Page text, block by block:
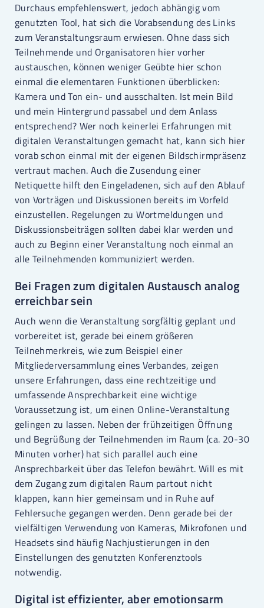
Durchaus empfehlenswert, jedoch abhängig vom
genutzten Tool, hat sich die Vorabsendung des Links
zum Veranstaltungsraum erwiesen. Ohne dass sich
Teilnehmende und Organisatoren hier vorher
austauschen, können weniger Geübte hier schon
einmal die elementaren Funktionen überblicken:
Kamera und Ton ein- und ausschalten. Ist mein Bild
und mein Hintergrund passabel und dem Anlass
entsprechend? Wer noch keinerlei Erfahrungen mit
digitalen Veranstaltungen gemacht hat, kann sich hier
vorab schon einmal mit der eigenen Bildschirmpräsenz
vertraut machen. Auch die Zusendung einer
Netiquette hilft den Eingeladenen, sich auf den Ablauf
von Vorträgen und Diskussionen bereits im Vorfeld
einzustellen. Regelungen zu Wortmeldungen und
Diskussionsbeiträgen sollten dabei klar werden und
auch zu Beginn einer Veranstaltung noch einmal an
alle Teilnehmenden kommuniziert werden.
Bei Fragen zum digitalen Austausch analog
erreichbar sein
Auch wenn die Veranstaltung sorgfältig geplant und
vorbereitet ist, gerade bei einem größeren
Teilnehmerkreis, wie zum Beispiel einer
Mitgliederversammlung eines Verbandes, zeigen
unsere Erfahrungen, dass eine rechtzeitige und
umfassende Ansprechbarkeit eine wichtige
Voraussetzung ist, um einen Online-Veranstaltung
gelingen zu lassen. Neben der frühzeitigen Öffnung
und Begrüßung der Teilnehmenden im Raum (ca. 20-30
Minuten vorher) hat sich parallel auch eine
Ansprechbarkeit über das Telefon bewährt. Will es mit
dem Zugang zum digitalen Raum partout nicht
klappen, kann hier gemeinsam und in Ruhe auf
Fehlersuche gegangen werden. Denn gerade bei der
vielfältigen Verwendung von Kameras, Mikrofonen und
Headsets sind häufig Nachjustierungen in den
Einstellungen des genutzten Konferenztools
notwendig.
Digital ist effizienter, aber emotionsarm